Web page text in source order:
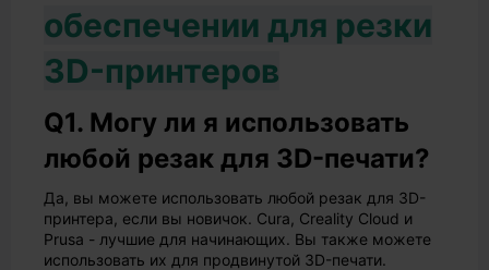
обеспечении для резки
3D-принтеров
Q1. Могу ли я использовать
любой резак для 3D-печати?
Да, вы можете использовать любой резак для 3D-
принтера, если вы новичок. Cura, Creality Cloud и
Prusa - лучшие для начинающих. Вы также можете
использовать их для продвинутой 3D-печати.